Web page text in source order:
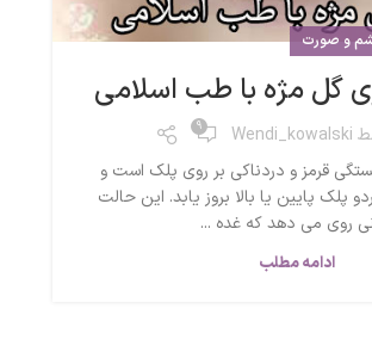
و صورت
گل مژه با طب اسلامی
Wendi_kowalski
9
قرمز و دردناکی بر روی پلک است و
پایین یا بالا بروز یابد. این حالت
روی می دهد که غده ...
ادامه مطلب